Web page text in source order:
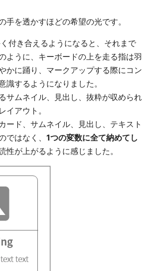
手を透かすほどの希望の光です。
付き合えるようになると、それまで
ように、キーボードの上を走る指は羽
かに踊り、マークアップする際にコン
識するようになりました。
サムネイル、見出し、抜粋が収められ
イアウト。
ード、サムネイル、見出し、テキスト
ではなく、 1つの変数に全て納めてし
性が上がるように感じました。